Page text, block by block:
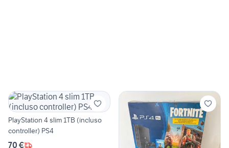
PlayStation 4 slim 1TB (incluso
controller) PS4
70 €